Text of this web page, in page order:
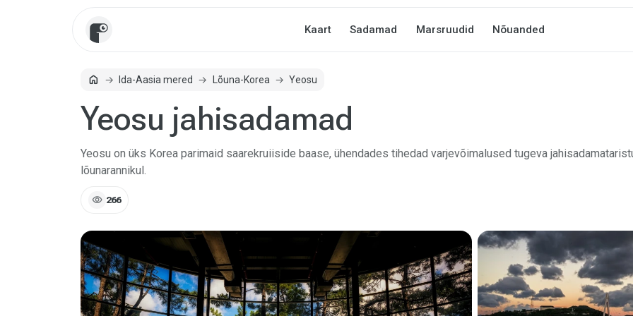
Kaart Sadamad Marsruudid Nõuanded
homeAvalehtIda-Aasia mered Lõuna-Korea Yeosu
Yeosu jahisadamad
Yeosu on üks Korea parimaid saarekruiiside baase, ühendades tihedad varjevõimalused tugeva
lõunarannikul.
visibility 266